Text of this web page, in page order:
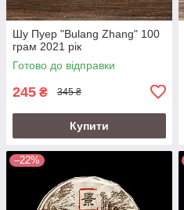
Шу Пуер "Bulang Zhang" 100
грам 2021 рік
Готово до відправки
245 ₴ 345 ₴
Купити
–22%